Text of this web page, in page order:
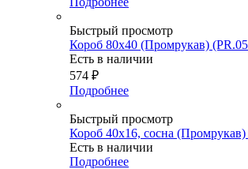
Быстрый просмотр
Короб 80х40 (Промрукав)
Есть в наличии
574 ₽
Подробнее
Быстрый просмотр
Короб 40х16, сосна
Есть в наличии
Подробнее